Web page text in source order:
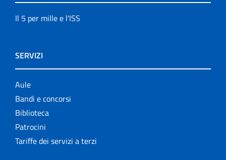
Il 5 per mille e l'ISS
SERVIZI
Aule
Bandi e concorsi
Biblioteca
Patrocini
Tariffe dei servizi a terzi